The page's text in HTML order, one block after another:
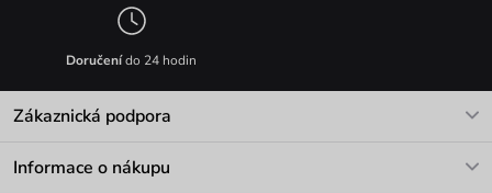
Doručenído 24 hodin
Zákaznická podpora
Informace o nákupu